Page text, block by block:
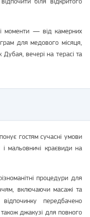
моменти — від камерних
для медового місяця,
Дубая, вечері на терасі та
гостям сучасні умови
мальовничі краєвиди на
процедури для
включаючи масажі та
передбачено
джакузі для повного